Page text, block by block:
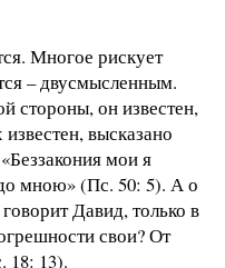
Многое рискует
– двусмысленным.
стороны, он известен,
высказано
мои я
мною» (Пс. 50: 5). А о
Давид, только в
свои? От
18: 13).